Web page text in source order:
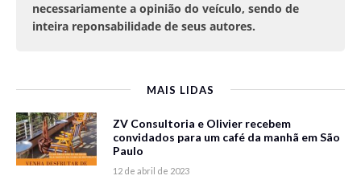
necessariamente a opinião do veículo, sendo de
inteira reponsabilidade de seus autores.
MAIS LIDAS
ZV Consultoria e Olivier recebem
convidados para um café da manhã em São
Paulo
12 de abril de 2023